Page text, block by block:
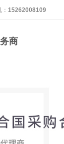
15262008109
商